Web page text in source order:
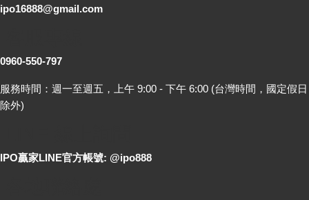
ipo16888@gmail.com
0960-550-797
服務時間：週一至週五，上午 9:00 - 下午 6:00 (台灣時間，國定假日
除外)
IPO贏家LINE官方帳號: @ipo888